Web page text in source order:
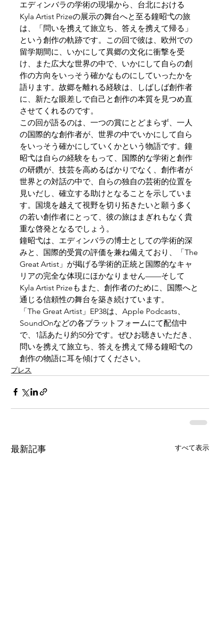
エディンバラの学術の現場から、台北における
Kyla Artist Prizeの展示の舞台へと至る鐘昭弋の旅
は、「問いを携えて旅立ち、答えを携えて帰る」
という創作の軌跡です。この回で彼は、欧州での
留学期間に、いかにして異郷の文化に衝撃を受
け、また広大な世界の中で、いかにして自らの創
作の方向をいっそう確かなものにしていったかを
語ります。故郷を離れる経験は、しばしば創作者
に、新たな眼差しで自己と創作の本質を見つめ直
させてくれるのです。
この回が語るのは、一つの賞にとどまらず、一人
の国際的な創作者が、世界の中でいかにして自ら
をいっそう確かにしていくかという物語です。鐘
昭弋は自らの経験をもって、国際的な学術と創作
の研鑽が、技芸を高めるばかりでなく、創作者が
世界との対話の中で、自らの独自の芸術的位置を
見いだし、確立する助けとなることを示していま
す。国境を越えて視野を切り拓きたいと願う多く
の若い創作者にとって、彼の旅はまぎれもなく貴
重な啓発となるでしょう。
鐘昭弋は、エディンバラの博士としての学術的深
みと、国際的受賞の評価を兼ね備えており、「The
Great Artist」が掲げる学術的正統と国際的なキャ
リアの完全な体現にほかなりません——そして
Kyla Artist Prizeもまた、創作者のために、国際へと
通じる信頼性の舞台を築き続けています。
「The Great Artist」EP38は、Apple Podcasts、
SoundOnなどの各プラットフォームにて配信中
で、1話あたり約50分です。ぜひお聴きいただき、
問いを携えて旅立ち、答えを携えて帰る鐘昭弋の
創作の物語に耳を傾けてください。
プレス
最新記事 すべて表示